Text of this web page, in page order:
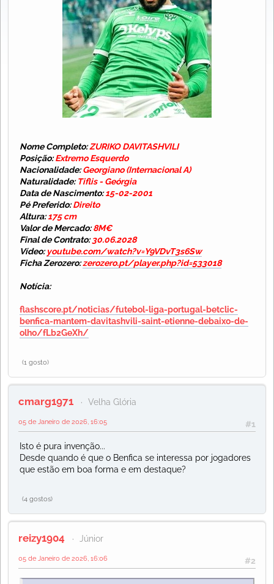
Nome Completo:ZURIKO DAVITASHVILI
Posição:Extremo Esquerdo
Nacionalidade:Georgiano (Internacional A)
Naturalidade:Tiflis - Geórgia
Data de Nascimento:15-02-2001
Pé Preferido:Direito
Altura:175 cm
Valor de Mercado:8M€
Final de Contrato:30.06.2028
Vídeo:youtube.com/watch?v=Y9VDvT3s6Sw
Ficha Zerozero:zerozero.pt/player.php?id=533018
Notícia:
flashscore.pt/noticias/futebol-liga-portugal-betclic-
benfica-mantem-davitashvili-saint-etienne-debaixo-de-
olho/fLb2GeXh/
(1 gosto)
cmarg1971 Velha Glória
#1
05 de Janeiro de 2026, 16:05
Isto é pura invenção...
Desde quando é que o Benfica se interessa por jogadores
que estão em boa forma e em destaque?
(4 gostos)
reizy1904 Júnior
#2
05 de Janeiro de 2026, 16:06